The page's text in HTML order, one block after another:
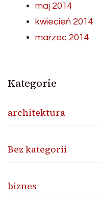
maj 2014
kwiecień 2014
marzec 2014
Kategorie
architektura
Bez kategorii
biznes